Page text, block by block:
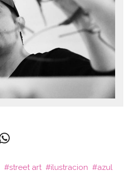
street art ilustracion azul